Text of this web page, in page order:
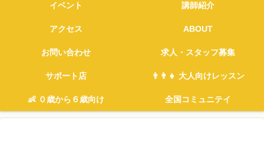
イベント 講師紹介
アクセス ABOUT
お問い合わせ 求人・スタッフ募集
サポート店 👨‍👨‍👧 大人向けレッスン
👶 ０歳から６歳向け 全国コミュニテイ